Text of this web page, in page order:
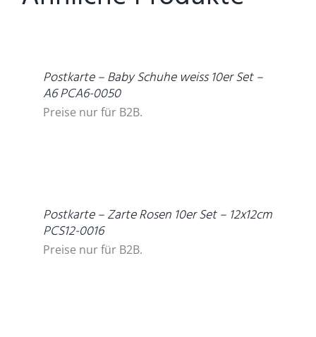
Postkarte – Baby Schuhe weiss 10er Set –
A6 PCA6-0050
Preise nur für B2B.
Postkarte – Zarte Rosen 10er Set – 12x12cm
PCS12-0016
Preise nur für B2B.